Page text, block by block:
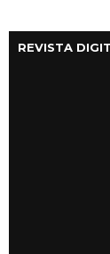
REVISTA